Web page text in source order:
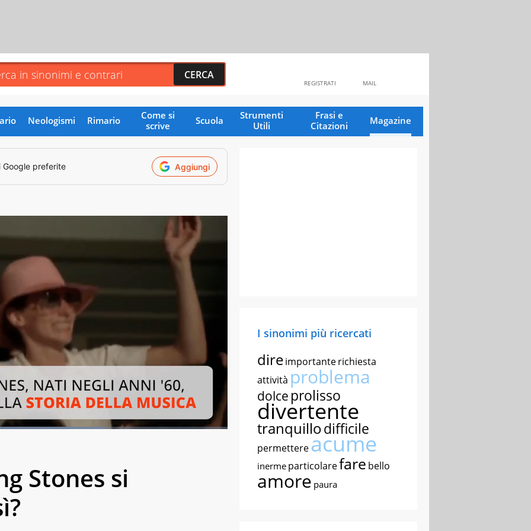
MAIL
REGISTRATI
Neologismi Rimario
Come si
scrive
Scuola
Strumenti
Utili
Frasi e
Citazioni
Magazine
Google preferite Aggiungi
67.42%
Stones si
I sinonimi più ricercati
direimportanterichiesta
attività problema
dolce prolisso
divertente
tranquillodifficile
permettereacume
inerme particolarefare bello
amore paura